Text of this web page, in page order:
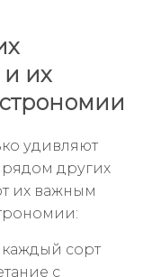
их
удивляют
других
их важным
каждый сорт
с